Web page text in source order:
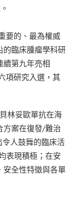
要的、最為權威
的臨床腫瘤學科研
續第九年亮相
項研究入選，其
林妥歐單抗在海
方案在復發/難治
令人鼓舞的臨床活
表現積極；在安
安全性特徵與各單